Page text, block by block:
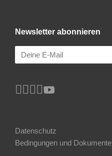
Newsletter abonnieren
Bedingungen und Dokumente
Datenschutz